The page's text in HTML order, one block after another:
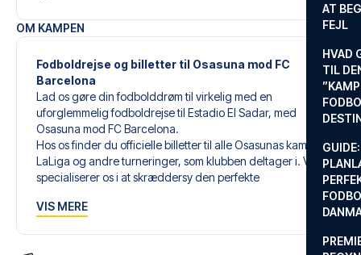
AT
FEJL
HVAD
TIL
OM KAMPEN
Fodboldrejse og billetter til Osasuna mod FC
Barcelona
Lad os gøre din fodbolddrøm til virkelig med en
uforglemmelig fodboldrejse til Estadio El Sadar, med
Osasuna mod FC Barcelona.
Hos os finder du officielle billetter til alle Osasunas kampe i
LaLiga og andre turneringer, som klubben deltager i. Vi
specialiserer os i at skræddersy den perfekte
behov.
VIS MERE